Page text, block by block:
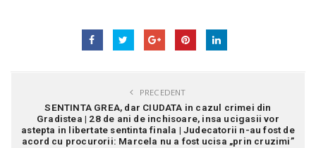
PRECEDENT
SENTINTA GREA, dar CIUDATA in cazul crimei din
Gradistea | 28 de ani de inchisoare, insa ucigasii vor
astepta in libertate sentinta finala | Judecatorii n-au fost de
acord cu procurorii: Marcela nu a fost ucisa „prin cruzimi”